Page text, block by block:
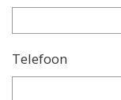
Telefoon